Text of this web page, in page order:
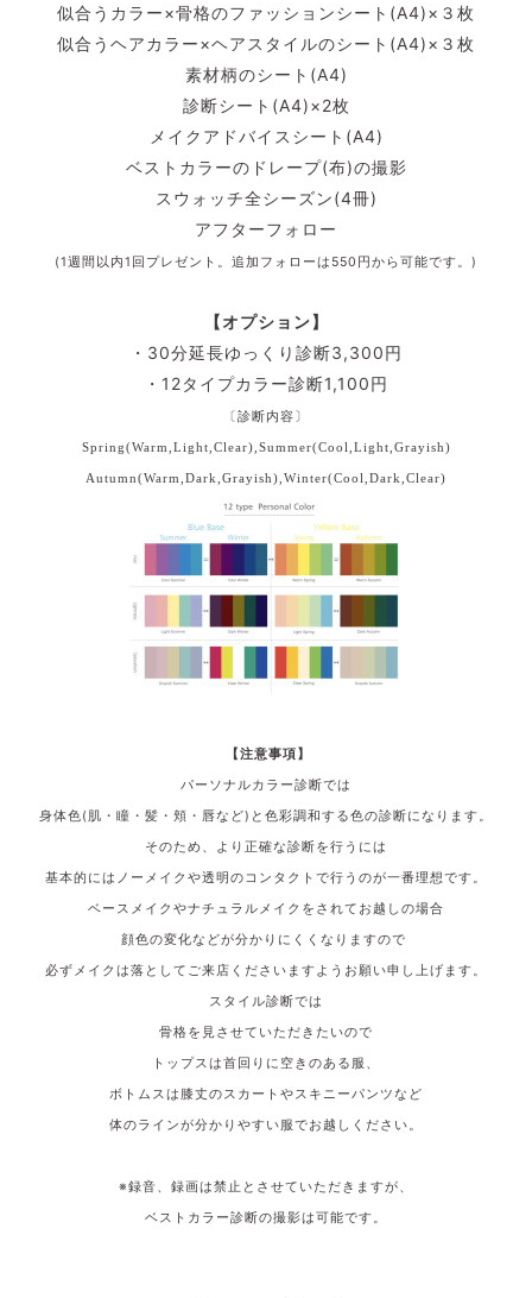
似合うカラー×骨格のファッションシート(A4)×３枚
似合うヘアカラー×ヘアスタイルのシート(A4)×３枚
素材柄のシート(A4)
診断シート(A4)×2枚
メイクアドバイスシート(A4)
ベストカラーのドレープ(布)の撮影
スウォッチ全シーズン(4冊)
アフターフォロー
(1週間以内1回プレゼント。追加フォローは550円から可能です。)
【オプション】
・30分延長ゆっくり診断3,300円
・12タイプカラー診断1,100円
〔診断内容〕
Spring(Warm,Light,Clear), Summer(Cool,Light,Grayish)
Autumn(Warm,Dark,Grayish), Winter(Cool,Dark,Clear)
【注意事項】
パーソナルカラー診断では
身体色(肌・瞳・髪・頬・唇など)と色彩調和する色の診断になります。
そのため、より正確な診断を行うには
基本的にはノーメイクや透明のコンタクトで行うのが一番理想です。
ベースメイクやナチュラルメイクをされてお越しの場合
顔色の変化などが分かりにくくなりますので
必ずメイクは落としてご来店くださいますようお願い申し上げます。
スタイル診断では
骨格を見させていただきたいので
トップスは首回りに空きのある服、
ボトムスは膝丈のスカートやスキニーパンツなど
体のラインが分かりやすい服でお越しください。
※録音、録画は禁止とさせていただきますが、
ベストカラー診断の撮影は可能です。